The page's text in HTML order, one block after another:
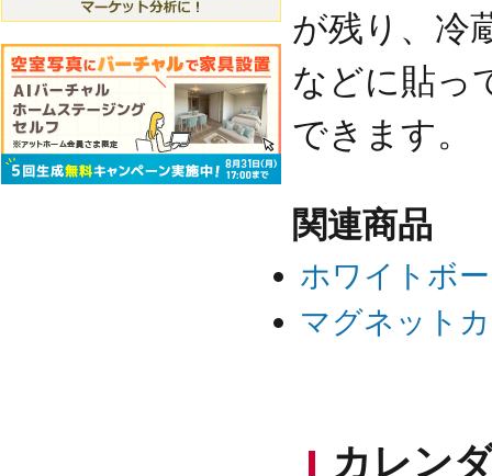
が残り、冷
などに貼っ
できます。
関連商品
ホワイトボ
マグネット
カレン